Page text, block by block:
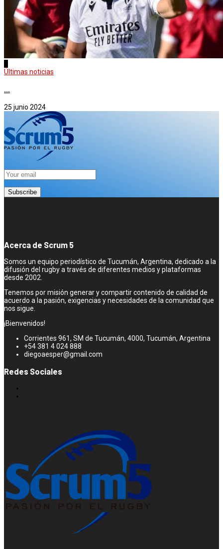
Últimas noticias
...
25 junio 2024
Acerca de Scrum 5
Somos un equipo periodístico de Tucumán, Argentina, dedicado a la
difusión del rugby a través de diferentes medios y plataformas
desde 2002.
Tenemos por misión generar y compartir contenido de calidad de
acuerdo a la pasión, exigencias y necesidades de la comunidad que
nos sigue.
¡Bienvenidos!
Corrientes 961, SM de Tucumán, 4000, Tucumán, Argentina
+54 381 4 024 888
diegoaesper@gmail.com
Redes Sociales